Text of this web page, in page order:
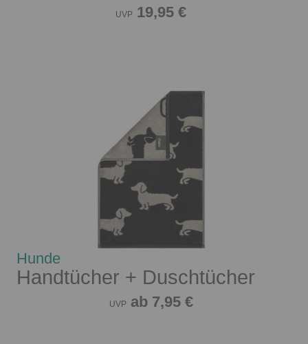
UVP 19,95 €
Hunde
Handtücher + Duschtücher
UVP ab 7,95 €